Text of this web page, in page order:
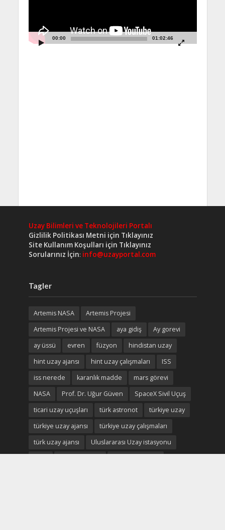
00:00 01:02:46
Uzay Bilimleri ve Teknolojileri Portalı
Gizlilik Politikası Metni için Tıklayınız
Site Kullanım Koşulları için Tıklayınız
Sorularınız İçin: info@uzayportal.com
Tagler
Artemis NASA
Artemis Projesi
Artemis Projesi ve NASA
aya gidiş
Ay gorevi
ay üssü
evren füzyon
hindistan uzay
hint uzay ajansı
hint uzay çalışmaları
ISS
iss nerede
karanlık madde
mars görevi
NASA
Prof. Dr. Uğur Güven
SpaceX Sivil Uçuş
ticari uzay uçuşları
türk astronot
türkiye uzay
türkiye uzay ajansı
türkiye uzay çalışmaları
türk uzay ajansı
Uluslararası Uzay istasyonu